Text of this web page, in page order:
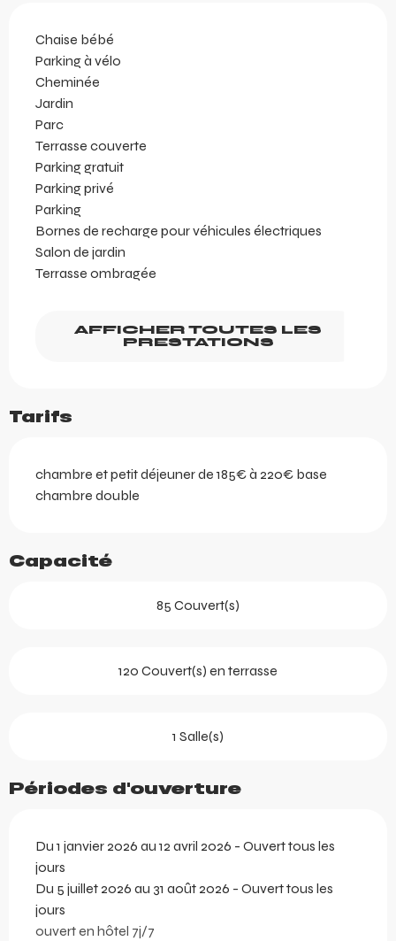
Chaise bébé
Parking à vélo
Cheminée
Jardin
Parc
Terrasse couverte
Parking gratuit
Parking privé
Parking
Bornes de recharge pour véhicules électriques
Salon de jardin
Terrasse ombragée
AFFICHER TOUTES LES
PRESTATIONS
Tarifs
chambre et petit déjeuner de 185€ à 220€ base
chambre double
Capacité
85 Couvert(s)
120 Couvert(s) en terrasse
1 Salle(s)
Périodes d'ouverture
Du 1 janvier 2026 au 12 avril 2026 - Ouvert tous les
jours
Du 5 juillet 2026 au 31 août 2026 - Ouvert tous les
jours
ouvert en hôtel 7j/7